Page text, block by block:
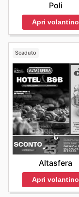
Poli
Apri volantino
Scaduto
Altasfera
Apri volantino